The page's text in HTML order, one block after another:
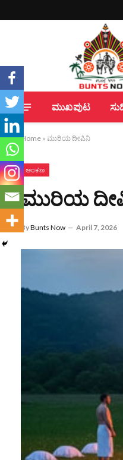
ಮುಖಪುಟ
Home » ಮುರಿಯ ದೀಪಿನಿ
ಅಂಕಣ
ಮುರಿಯ
ByBunts Now April 7, 2026